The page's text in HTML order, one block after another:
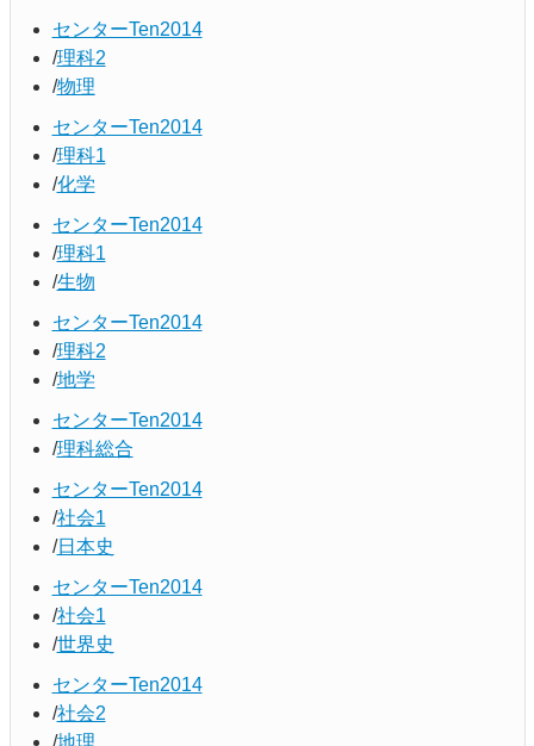
センターTen2014
理科2
物理
センターTen2014
理科1
化学
センターTen2014
理科1
生物
センターTen2014
理科2
地学
センターTen2014
理科総合
センターTen2014
社会1
日本史
センターTen2014
社会1
世界史
センターTen2014
社会2
地理